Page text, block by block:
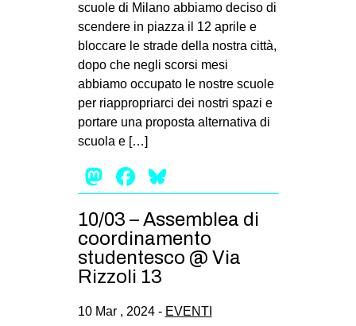
SPORT POPOLARE
MOVIMENTI
AMBIENTE
ANTIFASCISMO
DIRITTO ALL’ABITARE
MIGRAZIONI
REPRESSIONE
STUDENTI
ARTE
scuole di Milano abbiamo deciso di
scendere in piazza il 12 aprile e
bloccare le strade della nostra città,
dopo che negli scorsi mesi
abbiamo occupato le nostre scuole
per riappropriarci dei nostri spazi e
portare una proposta alternativa di
scuola e […]
Mastodon
Facebook
10/03 – Assemblea di
coordinamento
studentesco @ Via
Rizzoli 13
10 Mar , 2024 - EVENTI